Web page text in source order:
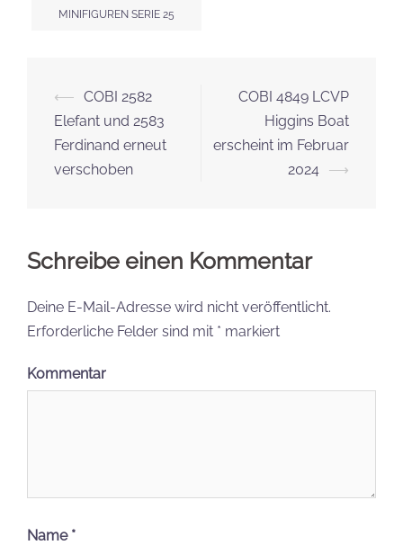
MINIFIGUREN SERIE 25
Beitrags-
Navigation
⟵ COBI 2582
Elefant und 2583
Ferdinand erneut
verschoben
COBI 4849 LCVP
Higgins Boat
erscheint im Februar
2024 ⟶
Schreibe einen Kommentar
Deine E-Mail-Adresse wird nicht veröffentlicht.
Erforderliche Felder sind mit * markiert
Kommentar
Name *